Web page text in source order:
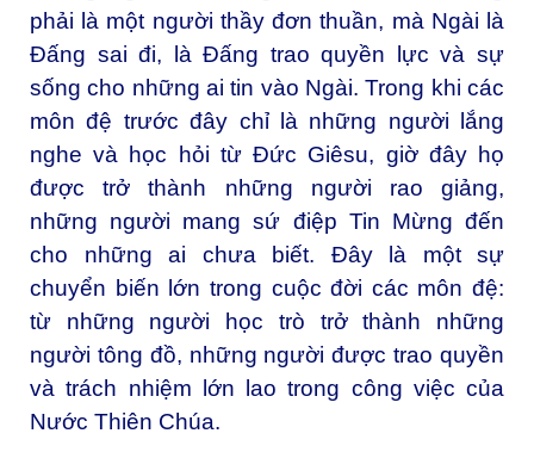
phải là một người thầy đơn thuần, mà Ngài là
Đấng sai đi, là Đấng trao quyền lực và sự
sống cho những ai tin vào Ngài. Trong khi các
môn đệ trước đây chỉ là những người lắng
nghe và học hỏi từ Đức Giêsu, giờ đây họ
được trở thành những người rao giảng,
những người mang sứ điệp Tin Mừng đến
cho những ai chưa biết. Đây là một sự
chuyển biến lớn trong cuộc đời các môn đệ:
từ những người học trò trở thành những
người tông đồ, những người được trao quyền
và trách nhiệm lớn lao trong công việc của
Nước Thiên Chúa.